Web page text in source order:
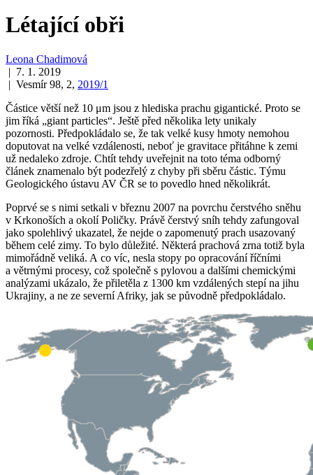
Létající obři
Leona Chadimová
| 7. 1. 2019
| Vesmír 98, 2, 2019/1
Částice větší než 10 μm jsou z hlediska prachu gigantické. Proto se
jim říká „giant particles“. Ještě před několika lety unikaly
pozornosti. Předpokládalo se, že tak velké kusy hmoty nemohou
doputovat na velké vzdálenosti, neboť je gravitace přitáhne k zemi
už nedaleko zdroje. Chtít tehdy uveřejnit na toto téma odborný
článek znamenalo být podezřelý z chyby při sběru částic. Týmu
Geologického ústavu AV ČR se to povedlo hned několikrát.
Poprvé se s nimi setkali v březnu 2007 na povrchu čerstvého sněhu
v Krkonoších a okolí Poličky. Právě čerstvý sníh tehdy zafungoval
jako spolehlivý ukazatel, že nejde o zapomenutý prach usazovaný
během celé zimy. To bylo důležité. Některá prachová zrna totiž byla
mimořádně veliká. A co víc, nesla stopy po opracování říčními
a větrnými procesy, což společně s pylovou a dalšími chemickými
analýzami ukázalo, že přiletěla z 1300 km vzdálených stepí na jihu
Ukrajiny, a ne ze severní Afriky, jak se původně předpokládalo.